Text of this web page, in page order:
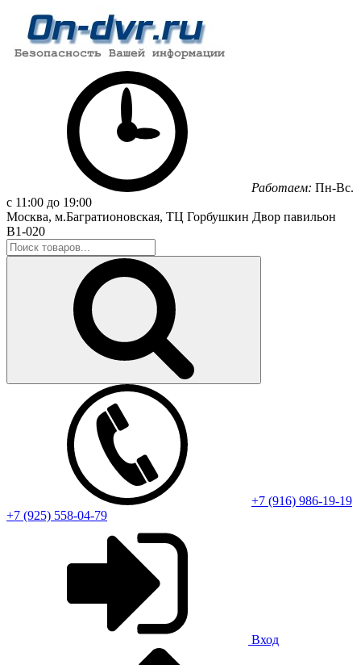
Работаем: Пн-Вс.
с 11:00 до 19:00
Москва, м.Багратионовская, ТЦ Горбушкин Двор павильон
B1-020
+7 (916) 986-19-19
+7 (925) 558-04-79
Вход